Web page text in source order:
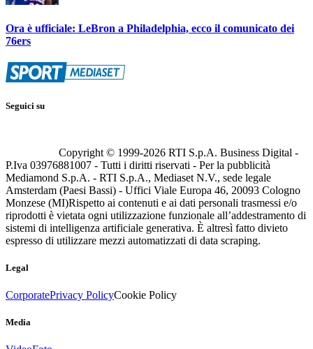
Ora è ufficiale: LeBron a Philadelphia, ecco il comunicato dei
76ers
Seguici su
Copyright © 1999-2026 RTI S.p.A. Business Digital -
P.Iva 03976881007 - Tutti i diritti riservati - Per la pubblicità
Mediamond S.p.A. - RTI S.p.A., Mediaset N.V., sede legale
Amsterdam (Paesi Bassi) - Uffici Viale Europa 46, 20093 Cologno
Monzese (MI)Rispetto ai contenuti e ai dati personali trasmessi e/o
riprodotti è vietata ogni utilizzazione funzionale all’addestramento di
sistemi di intelligenza artificiale generativa. È altresì fatto divieto
espresso di utilizzare mezzi automatizzati di data scraping.
Legal
CorporatePrivacy PolicyCookie Policy
Media